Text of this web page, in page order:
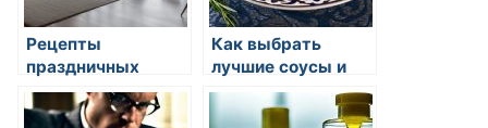
Рецепты
праздничных
салатов
Как выбрать
лучшие соусы и
специи